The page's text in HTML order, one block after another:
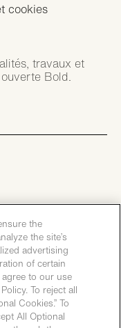
cookies
travaux et
Bold.
the
the site’s
advertising
of certain
to our use
To reject all
Cookies.” To
All Optional